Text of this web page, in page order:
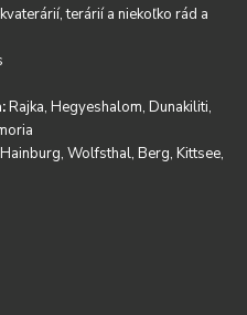
terárií a niekoľko rád a
Rajka, Hegyeshalom, Dunakiliti,
Hainburg, Wolfsthal, Berg, Kittsee,